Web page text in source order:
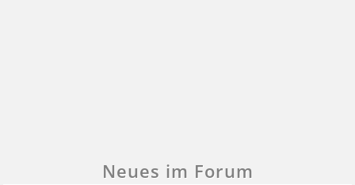
Neues im Forum